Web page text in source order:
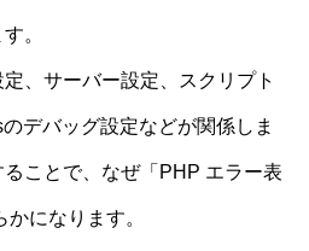
。
、サーバー設定、スクリプト
デバッグ設定などが関係しま
ことで、なぜ「PHP エラー表
になります。